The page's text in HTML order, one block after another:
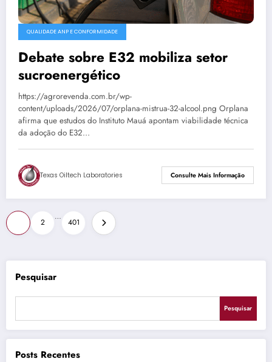
QUALIDADE ANP E CONFORMIDADE
Debate sobre E32 mobiliza setor
sucroenergético
https://agrorevenda.com.br/wp-
content/uploads/2026/07/orplana-mistrua-32-alcool.png Orplana
afirma que estudos do Instituto Mauá apontam viabilidade técnica
da adoção do E32…
Texas Oiltech Laboratories Consulte Mais Informação
Paginação
de
posts
2
…
401
Pesquisar
Pesquisar
Posts Recentes